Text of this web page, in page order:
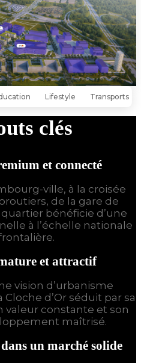
Lifestyle Transports
clés
et connecté
ville, à la croisée
de la gare de
bénéficie d’une
à l’échelle nationale
et attractif
vision d’urbanisme
d’Or séduit par sa
valeur constante et son
maîtrisé.
un marché solide